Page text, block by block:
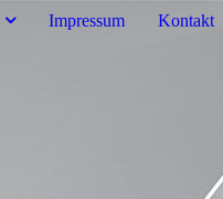
Impressum Kontakt